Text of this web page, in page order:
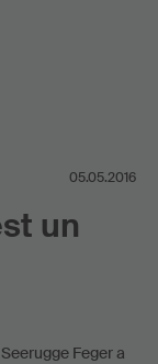
05.05.2016
un
Feger a